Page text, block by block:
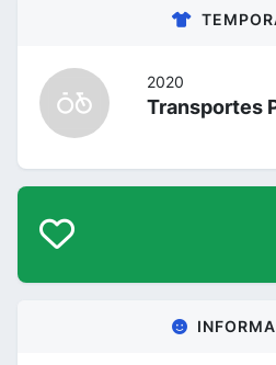
2020
Transportes